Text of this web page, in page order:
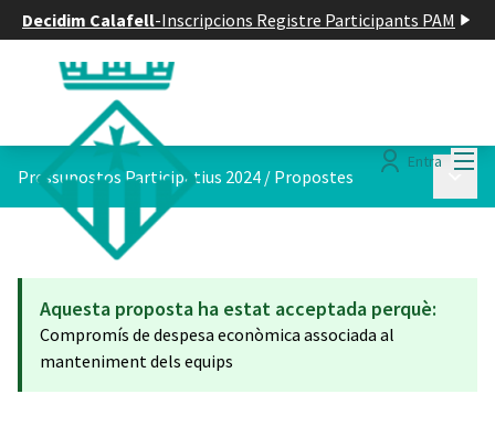
Decidim Calafell-Inscripcions Registre Participants PAM
Entra
Pressupostos Participatius 2024 / Propostes
Aquesta proposta ha estat acceptada perquè:
Compromís de despesa econòmica associada al
manteniment dels equips